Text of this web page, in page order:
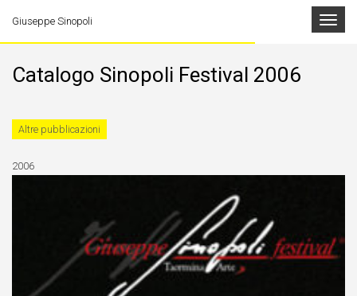
Toggle
Giuseppe Sinopoli
Catalogo Sinopoli Festival 2006
Altre pubblicazioni
2006